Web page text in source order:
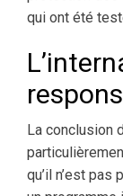
qui ont été
La conclusion
qu’il n’est